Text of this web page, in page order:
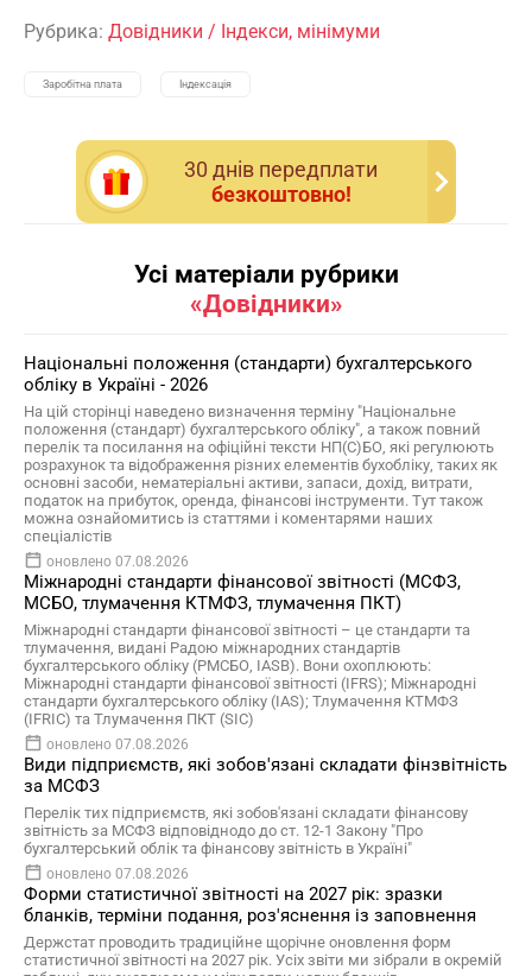
Рубрика: Довідники / Індекси, мінімуми
Заробітна плата Індексація
30 днiв передплати
безкоштовно!
Усі матеріали рубрики
«Довідники»
Національні положення (стандарти) бухгалтерського
обліку в Україні - 2026
На цій сторінці наведено визначення терміну "Національне
положення (стандарт) бухгалтерського обліку", а також повний
перелік та посилання на офіційні тексти НП(С)БО, які регулюють
розрахунок та відображення різних елементів бухобліку, таких як
основні засоби, нематеріальні активи, запаси, дохід, витрати,
податок на прибуток, оренда, фінансові інструменти. Тут також
можна ознайомитись із статтями і коментарями наших
спеціалістів
оновлено 07.08.2026
Міжнародні стандарти фінансової звітності (МСФЗ,
МСБО, тлумачення КТМФЗ, тлумачення ПКТ)
Міжнародні стандарти фінансової звітності – це стандарти та
тлумачення, видані Радою міжнародних стандартів
бухгалтерського обліку (РМСБО, IASB). Вони охоплюють:
Міжнародні стандарти фінансової звітності (IFRS); Міжнародні
стандарти бухгалтерського обліку (IAS); Тлумачення КТМФЗ
(IFRIC) та Тлумачення ПКТ (SIC)
оновлено 07.08.2026
Види підприємств, які зобов'язані складати фінзвітність
за МСФЗ
Перелік тих підприємств, які зобов'язані складати фінансову
звітність за МСФЗ відповіднодо до ст. 12-1 Закону "Про
бухгалтерський облік та фінансову звітність в Україні"
оновлено 07.08.2026
Форми статистичної звітності на 2027 рік: зразки
бланків, терміни подання, роз'яснення із заповнення
Держстат проводить традиційне щорічне оновлення форм
статистичної звітності на 2027 рік. Усіх звіти ми зібрали в окремій